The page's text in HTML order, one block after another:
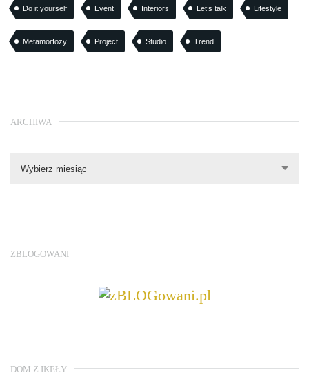
Do it yourself Event Interiors Let’s talk Lifestyle
Metamorfozy Project Studio Trend
ARCHIWA
Wybierz miesiąc
ZBLOGOWANI
DOM Z IKEŁY